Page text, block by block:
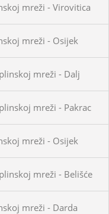
mreži - Virovitica
mreži - Osijek
mreži - Dalj
mreži - Pakrac
mreži - Osijek
mreži - Belišće
mreži - Darda